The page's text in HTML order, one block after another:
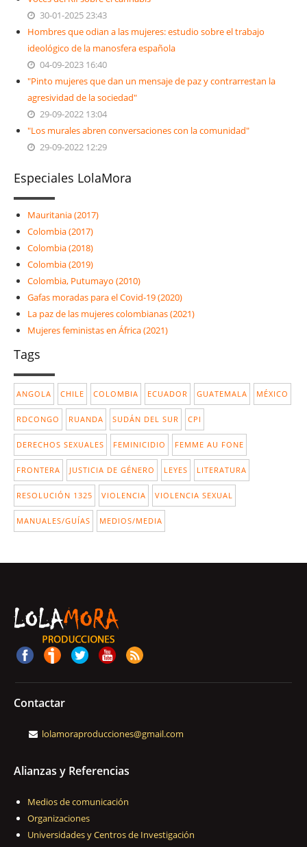
30-01-2025 23:43
Hombres que odian a las mujeres: estudio sobre el trabajo
ideológico de la manosfera española
04-09-2023 16:40
"Pinto mujeres que dan un mensaje de paz y contrarrestan la
agresividad de la sociedad"
29-09-2022 13:04
"Los murales abren conversaciones con la comunidad"
29-09-2022 12:29
Especiales LolaMora
Mauritania (2017)
Colombia (2017)
Colombia (2018)
Colombia (2019)
Colombia, Putumayo (2010)
Gafas moradas para el Covid-19 (2020)
La paz de las mujeres colombianas (2021)
Mujeres feministas en África (2021)
Tags
ANGOLA CHILE COLOMBIA ECUADOR GUATEMALA MÉXICO
RDCONGO RUANDA SUDÁN DEL SUR CPI
DERECHOS SEXUALES FEMINICIDIO FEMME AU FONE
FRONTERA JUSTICIA DE GÉNERO LEYES LITERATURA
RESOLUCIÓN 1325 VIOLENCIA VIOLENCIA SEXUAL
MANUALES/GUÍAS MEDIOS/MEDIA
Contactar
lolamoraproducciones@gmail.com
Alianzas y Referencias
Medios de comunicación
Organizaciones
Universidades y Centros de Investigación